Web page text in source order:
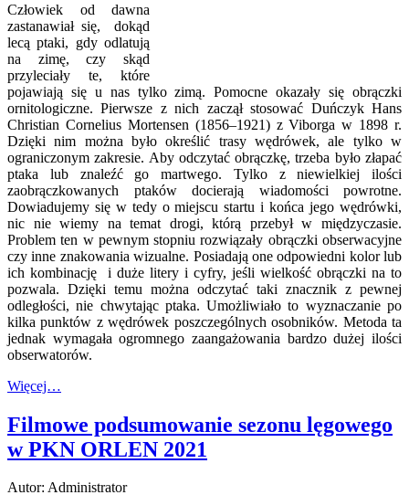
Człowiek od dawna
zastanawiał się, dokąd
lecą ptaki, gdy odlatują
na zimę, czy skąd
przyleciały te, które
pojawiają się u nas tylko zimą. Pomocne okazały się obrączki
ornitologiczne. Pierwsze z nich zaczął stosować Duńczyk Hans
Christian Cornelius Mortensen (1856–1921) z Viborga w 1898 r.
Dzięki nim można było określić trasy wędrówek, ale tylko w
ograniczonym zakresie. Aby odczytać obrączkę, trzeba było złapać
ptaka lub znaleźć go martwego. Tylko z niewielkiej ilości
zaobrączkowanych ptaków docierają wiadomości powrotne.
Dowiadujemy się w tedy o miejscu startu i końca jego wędrówki,
nic nie wiemy na temat drogi, którą przebył w międzyczasie.
Problem ten w pewnym stopniu rozwiązały obrączki obserwacyjne
czy inne znakowania wizualne. Posiadają one odpowiedni kolor lub
ich kombinację i duże litery i cyfry, jeśli wielkość obrączki na to
pozwala. Dzięki temu można odczytać taki znacznik z pewnej
odległości, nie chwytając ptaka. Umożliwiało to wyznaczanie po
kilka punktów z wędrówek poszczególnych osobników. Metoda ta
jednak wymagała ogromnego zaangażowania bardzo dużej ilości
obserwatorów.
Więcej…
Filmowe podsumowanie sezonu lęgowego
w PKN ORLEN 2021
Autor: Administrator